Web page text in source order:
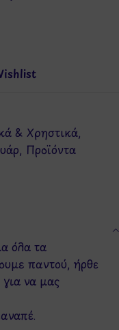
& Χρηστικά,
, Προϊόντα
όλα τα
παντού, ήρθε
να μας